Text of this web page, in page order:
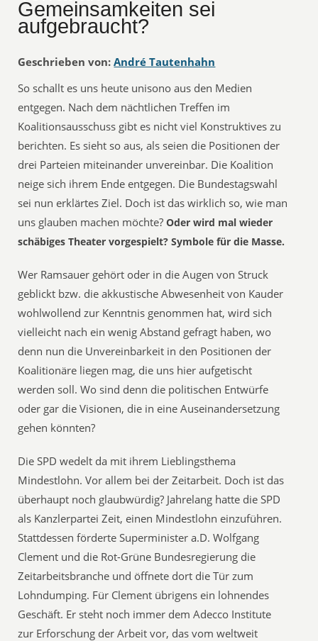
Gemeinsamkeiten sei
aufgebraucht?
Geschrieben von: André Tautenhahn
So schallt es uns heute unisono aus den Medien
entgegen. Nach dem nächtlichen Treffen im
Koalitionsausschuss gibt es nicht viel Konstruktives zu
berichten. Es sieht so aus, als seien die Positionen der
drei Parteien miteinander unvereinbar. Die Koalition
neige sich ihrem Ende entgegen. Die Bundestagswahl
sei nun erklärtes Ziel. Doch ist das wirklich so, wie man
uns glauben machen möchte?Oder wird mal wieder
schäbiges Theater vorgespielt? Symbole für die Masse.
Wer Ramsauer gehört oder in die Augen von Struck
geblickt bzw. die akkustische Abwesenheit von Kauder
wohlwollend zur Kenntnis genommen hat, wird sich
vielleicht nach ein wenig Abstand gefragt haben, wo
denn nun die Unvereinbarkeit in den Positionen der
Koalitionäre liegen mag, die uns hier aufgetischt
werden soll. Wo sind denn die politischen Entwürfe
oder gar die Visionen, die in eine Auseinandersetzung
gehen könnten?
Die SPD wedelt da mit ihrem Lieblingsthema
Mindestlohn. Vor allem bei der Zeitarbeit. Doch ist das
überhaupt noch glaubwürdig? Jahrelang hatte die SPD
als Kanzlerpartei Zeit, einen Mindestlohn einzuführen.
Stattdessen förderte Superminister a.D. Wolfgang
Clement und die Rot-Grüne Bundesregierung die
Zeitarbeitsbranche und öffnete dort die Tür zum
Lohndumping. Für Clement übrigens ein lohnendes
Geschäft. Er steht noch immer dem Adecco Institute
zur Erforschung der Arbeit vor, das vom weltweit